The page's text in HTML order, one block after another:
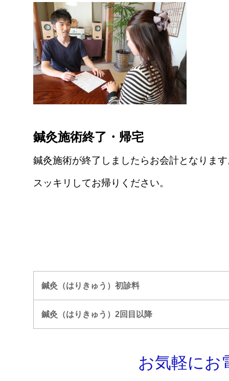
鍼灸施術終了・帰宅
鍼灸施術が終了しましたらお会計となりま
スッキリしてお帰りください。
鍼灸（はりきゅう）初診料
鍼灸（はりきゅう）2回目以降
お気軽にお